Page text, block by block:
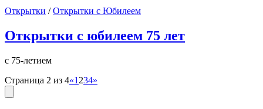
Открытки /Открытки с Юбилеем
Открытки с юбилеем 75 лет
с 75-летием
Страница 2 из 4«1 234»